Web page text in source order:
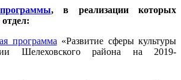
, в реализации которых
программа «Развитие сферы культуры
Шелеховского района на 2019-